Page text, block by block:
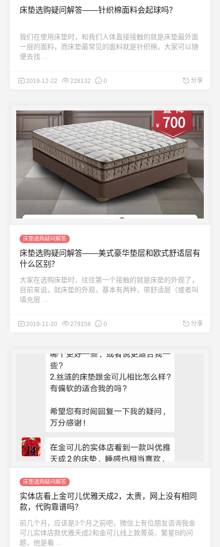
床垫选购疑问解答——针织棉面料会起球吗？
我们在使用床垫时，和我们人体直接接触的就是床垫最外面
一层的面料，而床垫最常见的面料就是针织棉，大家可以随
便去找 ...
2019-12-22 228132 0 分享
床垫选购疑问解答
床垫选购疑问解答——美式豪华垫层和欧式舒适层有
什么区别？
大家在选购床垫时，往往第一个接触的就是床垫的外观了，
目前来说，就床垫的外观，基本有两种，带舒适层（或者叫
填充层 ...
2019-11-20 279158 0 分享
床垫选购疑问解答
实体店看上金可儿优雅天成2，太贵，网上没有相同
款，代购靠谱吗？
前几个月，应该是3个月之前吧，微信上有位朋友咨询我金
可儿实体店款优雅天成2和金可儿线上款菁英、繁星B的问
题，他是看 ...